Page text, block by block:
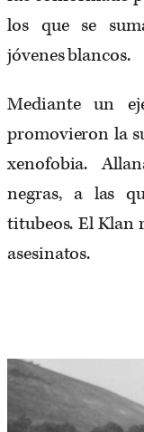
los que se
jóvenes blancos.
Mediante un
promovieron la
xenofobia.
negras, a las
titubeos. El Klan
asesinatos.